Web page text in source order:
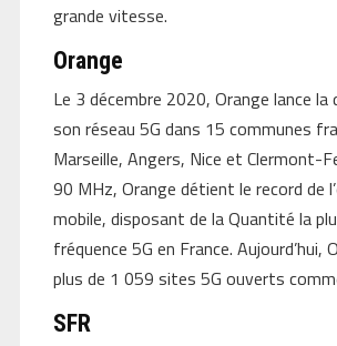
grande vitesse.
Orange
Le 3 décembre 2020, Orange lance
son réseau 5G dans 15 communes
Marseille, Angers, Nice et Clermont-
90 MHz, Orange détient le record de
mobile, disposant de la Quantité la
fréquence 5G en France. Aujourd’hui,
plus de 1 059 sites 5G ouverts
SFR